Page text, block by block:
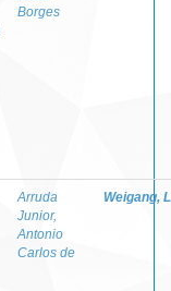
Borges
Arruda
Junior,
Antonio
Carlos de
Weigang,